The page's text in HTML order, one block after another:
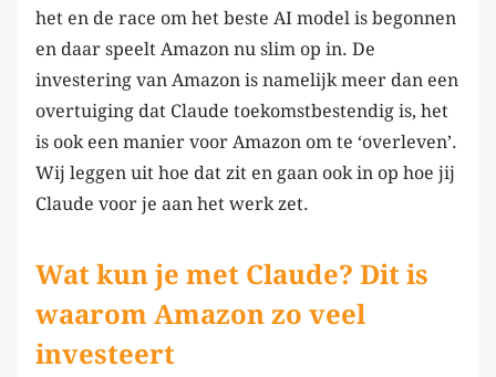
het en de race om het beste AI model is begonnen
en daar speelt Amazon nu slim op in. De
investering van Amazon is namelijk meer dan een
overtuiging dat Claude toekomstbestendig is, het
is ook een manier voor Amazon om te ‘overleven’.
Wij leggen uit hoe dat zit en gaan ook in op hoe jij
Claude voor je aan het werk zet.
Wat kun je met Claude? Dit is
waarom Amazon zo veel
investeert